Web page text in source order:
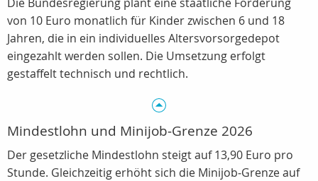
von 10 Euro monatlich für Kinder zwischen 6 und 18
Jahren, die in ein individuelles Altersvorsorgedepot
eingezahlt werden sollen. Die Umsetzung erfolgt
gestaffelt technisch und rechtlich.
Mindestlohn und Minijob‑Grenze 2026
Der gesetzliche Mindestlohn steigt auf 13,90 Euro pro
Stunde. Gleichzeitig erhöht sich die Minijob‑Grenze auf